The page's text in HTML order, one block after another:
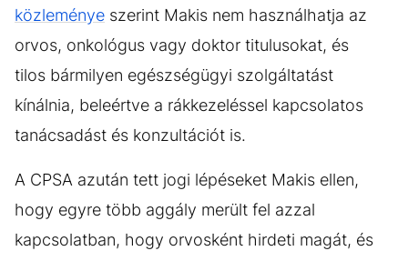
közleménye szerint Makis nem használhatja az
orvos, onkológus vagy doktor titulusokat, és
tilos bármilyen egészségügyi szolgáltatást
kínálnia, beleértve a rákkezeléssel kapcsolatos
tanácsadást és konzultációt is.
A CPSA azután tett jogi lépéseket Makis ellen,
hogy egyre több aggály merült fel azzal
kapcsolatban, hogy orvosként hirdeti magát, és